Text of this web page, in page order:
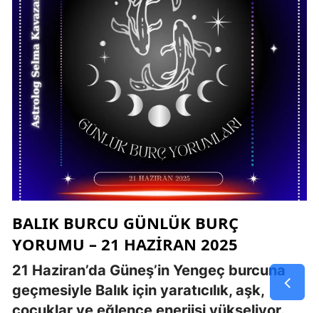
BALIK BURCU GÜNLÜK BURÇ
YORUMU – 21 HAZIRAN 2025
21 Haziran’da Güneş’in Yengeç burcuna
geçmesiyle Balık için yaratıcılık, aşk,